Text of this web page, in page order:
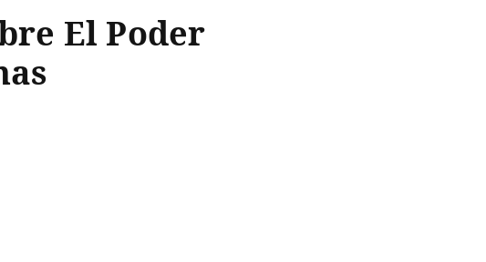
El Poder